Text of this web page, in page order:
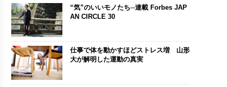
“気”のいいモノたち─連載 Forbes JAP
AN CIRCLE 30
仕事で体を動かすほどストレス増 山形
大が解明した運動の真実